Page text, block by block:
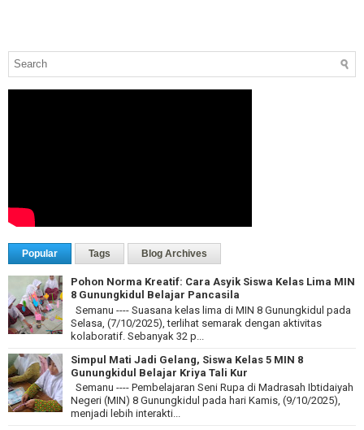
Popular Tags Blog Archives
Pohon Norma Kreatif: Cara Asyik Siswa Kelas Lima MIN
8 Gunungkidul Belajar Pancasila
Semanu ---- Suasana kelas lima di MIN 8 Gunungkidul pada
Selasa, (7/10/2025), terlihat semarak dengan aktivitas
kolaboratif. Sebanyak 32 p...
Simpul Mati Jadi Gelang, Siswa Kelas 5 MIN 8
Gunungkidul Belajar Kriya Tali Kur
Semanu ---- Pembelajaran Seni Rupa di Madrasah Ibtidaiyah
Negeri (MIN) 8 Gunungkidul pada hari Kamis, (9/10/2025),
menjadi lebih interakti...